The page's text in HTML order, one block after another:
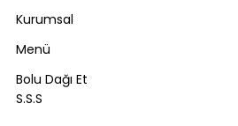
Kurumsal
Menü
Bolu Dağı Et
S.S.S